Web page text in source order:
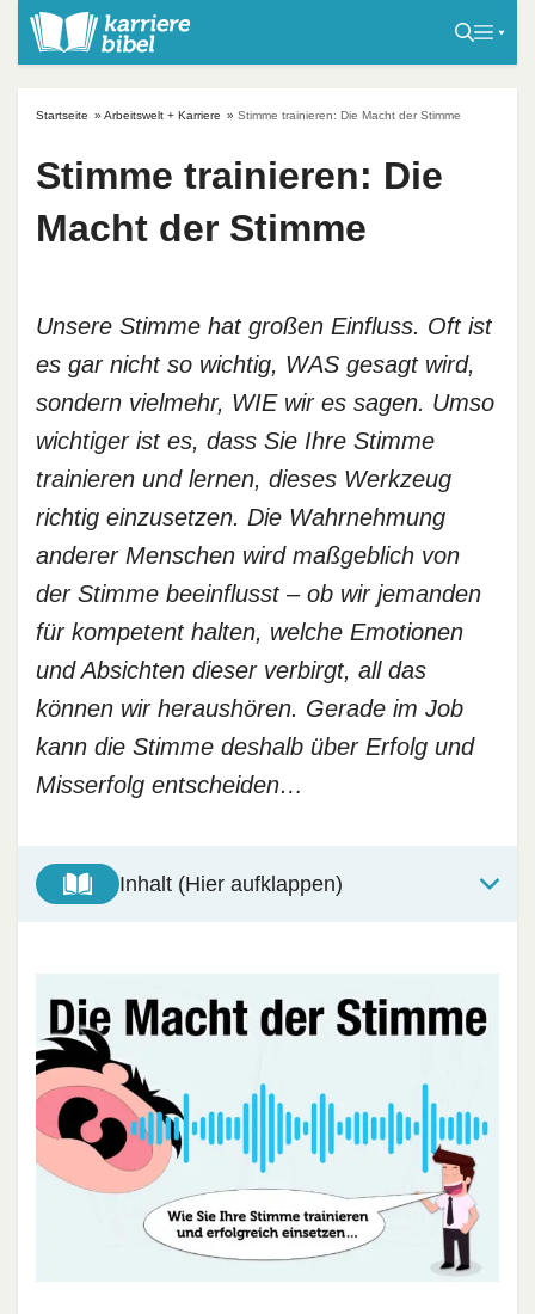
Startseite » Arbeitswelt + Karriere » Stimme trainieren: Die Macht der Stimme
Stimme trainieren: Die
Macht der Stimme
Unsere Stimme hat großen Einfluss. Oft ist
es gar nicht so wichtig, WAS gesagt wird,
sondern vielmehr, WIE wir es sagen. Umso
wichtiger ist es, dass Sie Ihre Stimme
trainieren und lernen, dieses Werkzeug
richtig einzusetzen. Die Wahrnehmung
anderer Menschen wird maßgeblich von
der Stimme beeinflusst – ob wir jemanden
für kompetent halten, welche Emotionen
und Absichten dieser verbirgt, all das
können wir heraushören. Gerade im Job
kann die Stimme deshalb über Erfolg und
Misserfolg entscheiden…
Inhalt (Hier aufklappen)